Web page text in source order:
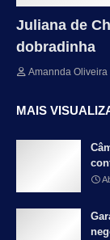
Juliana de
dobradinha
Amannda Oliveira
MAIS